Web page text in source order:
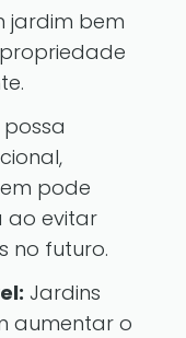
jardim bem
pode
ao evitar
no futuro.
Jardins
aumentar o